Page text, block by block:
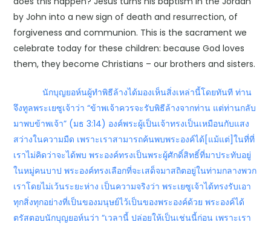
by John into a new sign of death and resurrection, of
forgiveness and communion. This is the sacrament we
celebrate today for these children: because God loves
them, they become Christians – our brothers and sisters.
นักบุญยอห์นผู้ทำพิธีล้างได้มองเห็นสิ่งเหล่านี้โดยทันที ท่าน
จึงทูลพระเยซูเจ้าว่า “ข้าพเจ้าควรจะรับพิธีล้างจากท่าน แต่ท่านกลับ
มาพบข้าพเจ้า” (มธ 3:14) องค์พระผู้เป็นเจ้าทรงเป็นเหมือนกับแสง
สว่างในความมืด เพราะเราสามารถค้นพบพระองค์ได้[แม้แต่]ในที่ที่
เราไม่คิดว่าจะได้พบ พระองค์ทรงเป็นพระผู้ศักดิ์สิทธิ์ที่มาประทับอยู่
ในหมู่คนบาป พระองค์ทรงเลือกที่จะเสด็จมาสถิตอยู่ในท่ามกลางพวก
เราโดยไม่เว้นระยะห่าง เป็นความจริงว่า พระเยซูเจ้าได้ทรงรับเอา
ทุกสิ่งทุกอย่างที่เป็นของมนุษย์ไว้เป็นของพระองค์ด้วย พระองค์ได้
ตรัสตอบนักบุญยอห์นว่า “เวลานี้ ปล่อยให้เป็นเช่นนี้ก่อน เพราะเรา